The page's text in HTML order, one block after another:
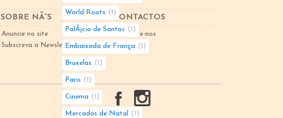
World Roots 1
PalÃ¡cio de Santos 1
Embaixada de França 1
Bruxelas 1
Paris 1
Cinema 1
Mercados de Natal 1
SOBRE NÃ“S
Anuncie no site
Subscreva a Newsletter
CONTACTOS
Contacte-nos